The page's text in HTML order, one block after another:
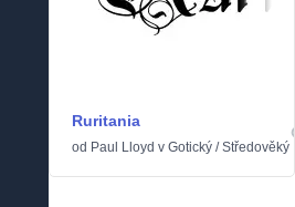
Ruritania
od Paul Lloyd v Gotický /Středověký